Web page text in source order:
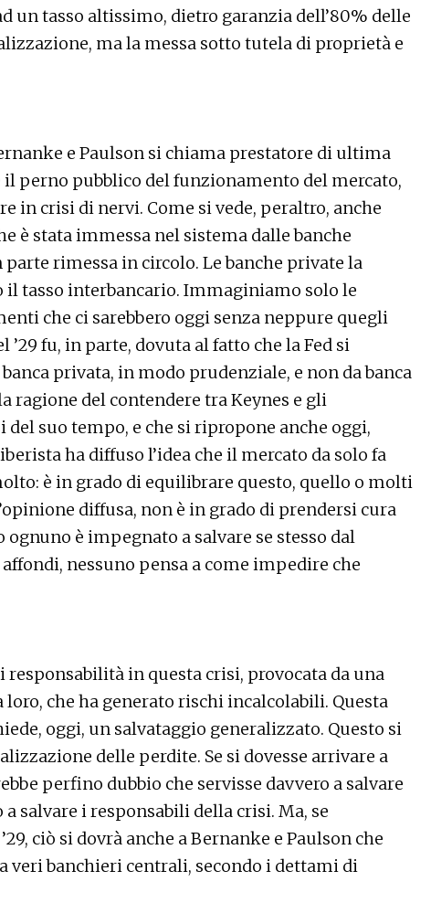
un tasso altissimo, dietro garanzia dell’80% delle
ma la messa sotto tutela di proprietà e
e Paulson si chiama prestatore di ultima
il perno pubblico del funzionamento del mercato,
in crisi di nervi. Come si vede, peraltro, anche
è stata immessa nel sistema dalle banche
rimessa in circolo. Le banche private la
il tasso interbancario. Immaginiamo solo le
che ci sarebbero oggi senza neppure quegli
fu, in parte, dovuta al fatto che la Fed si
privata, in modo prudenziale, e non da banca
ragione del contendere tra Keynes e gli
suo tempo, e che si ripropone anche oggi,
ha diffuso l’idea che il mercato da solo fa
è in grado di equilibrare questo, quello o molti
diffusa, non è in grado di prendersi cura
ognuno è impegnato a salvare se stesso dal
nessuno pensa a come impedire che
responsabilità in questa crisi, provocata da una
che ha generato rischi incalcolabili. Questa
oggi, un salvataggio generalizzato. Questo si
delle perdite. Se si dovesse arrivare a
perfino dubbio che servisse davvero a salvare
salvare i responsabili della crisi. Ma, se
ciò si dovrà anche a Bernanke e Paulson che
veri banchieri centrali, secondo i dettami di